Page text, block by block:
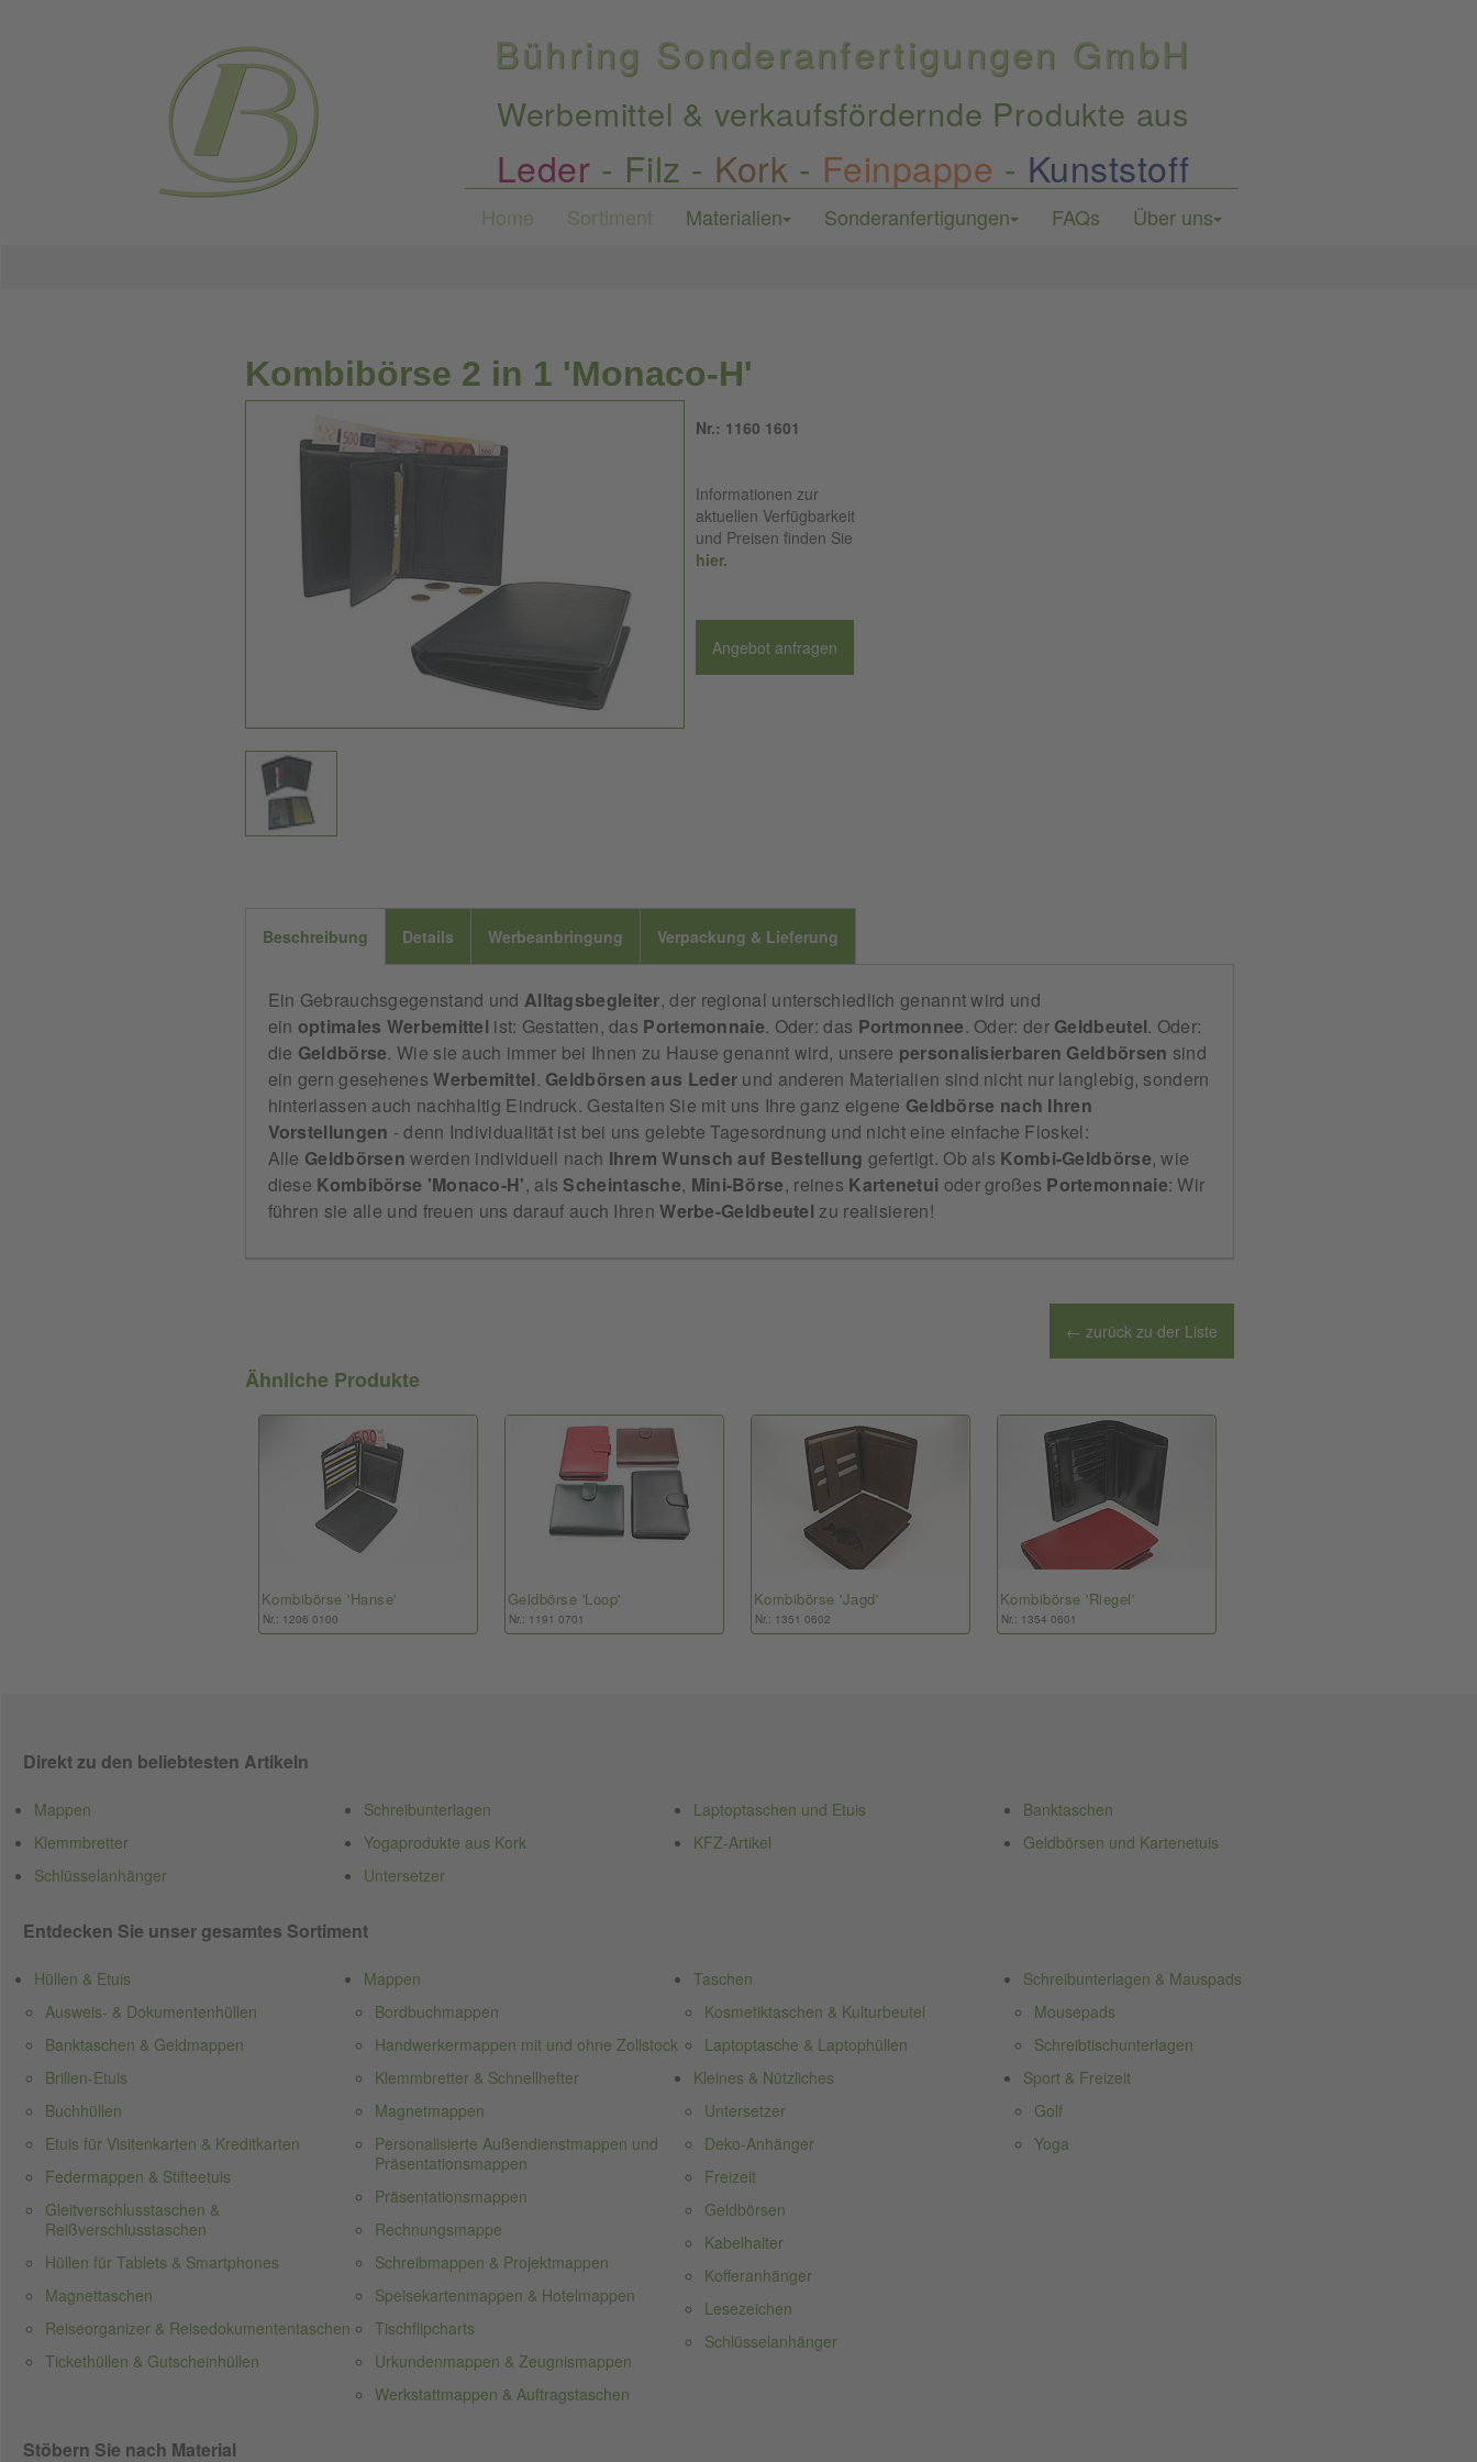
Bühring Sonderanfertigungen GmbH
Werbemittel & verkaufsfördernde Produkte aus
Leder - Filz - Kork - Feinpappe - Kunststoff
Home Sortiment Materialien Sonderanfertigungen FAQs Über uns
Kombibörse 2 in 1 'Monaco-H'
Nr.: 1160 1601
Informationen zur
aktuellen Verfügbarkeit
und Preisen finden Sie
hier.
Angebot anfragen
Beschreibung Details Werbeanbringung Verpackung & Lieferung
Ein Gebrauchsgegenstand und Alltagsbegleiter, der regional unterschiedlich genannt wird und
ein optimales Werbemittel ist: Gestatten, das Portemonnaie. Oder: das Portmonnee. Oder: der Geldbeutel. Oder:
die Geldbörse. Wie sie auch immer bei Ihnen zu Hause genannt wird, unsere personalisierbaren Geldbörsen sind
ein gern gesehenesWerbemittel. Geldbörsen aus Leder und anderen Materialien sind nicht nur langlebig, sondern
hinterlassen auch nachhaltig Eindruck. Gestalten Sie mit uns Ihre ganz eigene Geldbörse nach Ihren
Vorstellungen - denn Individualität ist bei uns gelebte Tagesordnung und nicht eine einfache Floskel:
Alle Geldbörsen werden individuell nach Ihrem Wunsch auf Bestellung gefertigt. Ob als Kombi-Geldbörse, wie
diese Kombibörse 'Monaco-H', als Scheintasche, Mini-Börse, reines Kartenetui oder großes Portemonnaie: Wir
führen sie alle und freuen uns darauf auch IhrenWerbe-Geldbeutel zu realisieren!
← zurück zu der Liste
Ähnliche Produkte
Kombibörse 'Hanse'
Nr.: 1206 0100
Geldbörse 'Loop'
Nr.: 1191 0701
Kombibörse 'Jagd'
Nr.: 1351 0602
Kombibörse 'Riegel'
Nr.: 1354 0601
Direkt zu den beliebtesten Artikeln
Mappen Schreibunterlagen Laptoptaschen und Etuis
Banktaschen
Klemmbretter
Yogaprodukte aus Kork KFZ-Artikel
Geldbörsen und Kartenetuis
Schlüsselanhänger
Untersetzer
Entdecken Sie unser gesamtes Sortiment
Hüllen & Etuis
Ausweis- & Dokumentenhüllen
Banktaschen & Geldmappen
Brillen-Etuis
Buchhüllen
Etuis für Visitenkarten & Kreditkarten
Federmappen & Stifteetuis
Gleitverschlusstaschen &
Reißverschlusstaschen
Hüllen für Tablets & Smartphones
Magnettaschen
Reiseorganizer & Reisedokumententaschen
Tickethüllen & Gutscheinhüllen
Mappen
Bordbuchmappen
Handwerkermappen mit und ohne Zollstock
Klemmbretter & Schnellhefter
Magnetmappen
Personalisierte Außendienstmappen und
Präsentationsmappen
Präsentationsmappen
Rechnungsmappe
Schreibmappen & Projektmappen
Speisekartenmappen & Hotelmappen
Tischflipcharts
Urkundenmappen & Zeugnismappen
Werkstattmappen & Auftragstaschen
Taschen
Kosmetiktaschen & Kulturbeutel
Laptoptasche & Laptophüllen
Schreibunterlagen & Mauspads
Mousepads
Schreibtischunterlagen
Kleines & Nützliches
Untersetzer
Deko-Anhänger
Freizeit
Geldbörsen
Kabelhalter
Kofferanhänger
Lesezeichen
Schlüsselanhänger
Sport & Freizeit
Golf
Yoga
Stöbern Sie nach Material